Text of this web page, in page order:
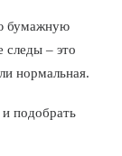
бумажную
следы – это
нормальная.
подобрать